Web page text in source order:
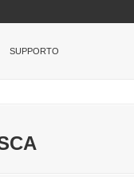
SUPPORTO